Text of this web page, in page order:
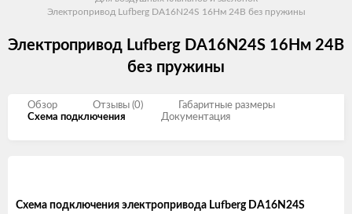
Электропривод Lufberg DA16N24S 16Нм 24В без пружины
Электропривод Lufberg DA16N24S 16Нм 24В
без пружины
Обзор Отзывы (0)
Габаритные размеры
Схема подключения
Документация
Схема подключения электропривода Lufberg DA16N24S